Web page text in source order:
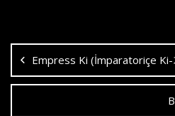
dolaşımı
Empress Ki (İmparatoriçe Ki-